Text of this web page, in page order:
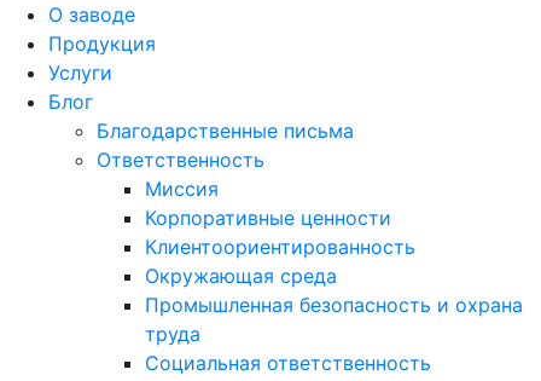
О заводе
Продукция
Услуги
Блог
Благодарственные письма
Ответственность
Миссия
Корпоративные ценности
Клиентоориентированность
Окружающая среда
Промышленная безопасность и охрана
труда
Социальная ответственность